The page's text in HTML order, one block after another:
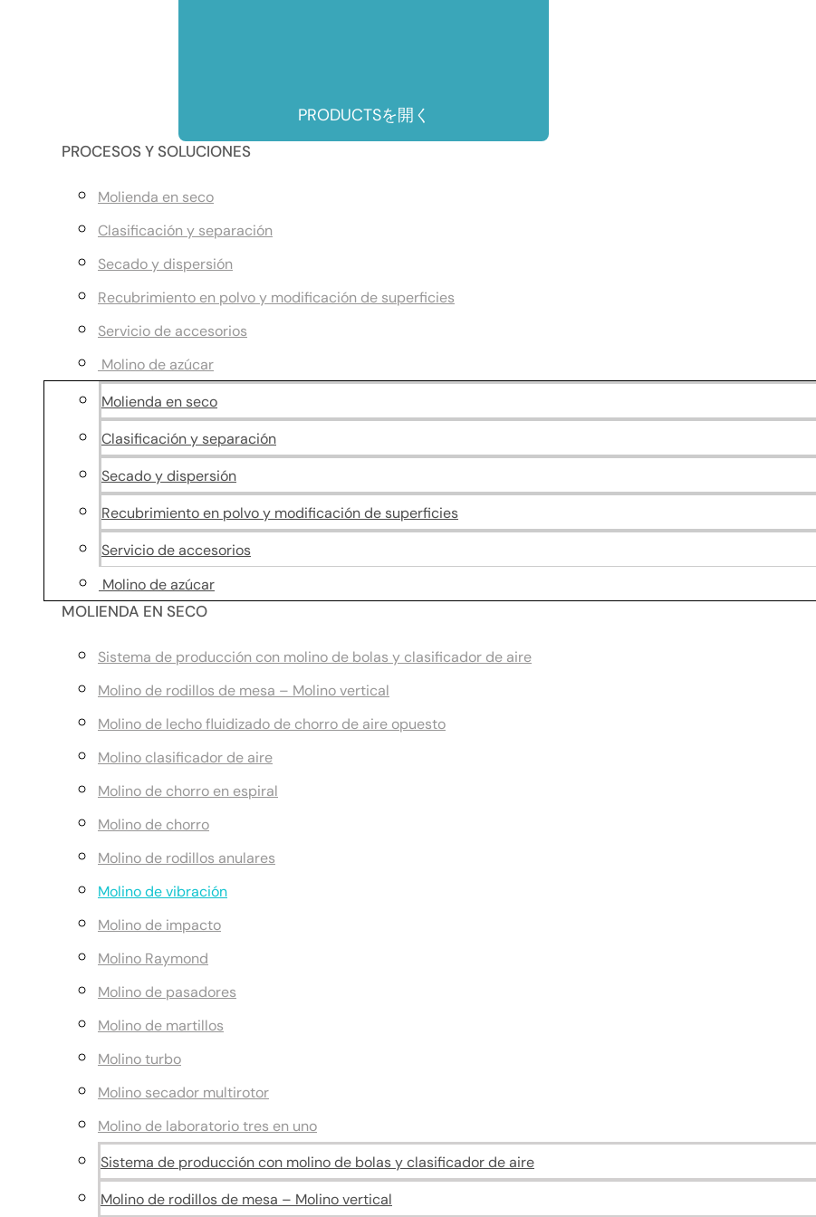
PRODUCTSを開く
PROCESOS Y SOLUCIONES
Molienda en seco
Clasificación y separación
Secado y dispersión
Recubrimiento en polvo y modificación de superficies
Servicio de accesorios
Molino de azúcar
Molienda en seco
Clasificación y separación
Secado y dispersión
Recubrimiento en polvo y modificación de superficies
Servicio de accesorios
Molino de azúcar
MOLIENDA EN SECO
Sistema de producción con molino de bolas y clasificador de aire
Molino de rodillos de mesa – Molino vertical
Molino de lecho fluidizado de chorro de aire opuesto
Molino clasificador de aire
Molino de chorro en espiral
Molino de chorro
Molino de rodillos anulares
Molino de vibración
Molino de impacto
Molino Raymond
Molino de pasadores
Molino de martillos
Molino turbo
Molino secador multirotor
Molino de laboratorio tres en uno
Sistema de producción con molino de bolas y clasificador de aire
Molino de rodillos de mesa – Molino vertical